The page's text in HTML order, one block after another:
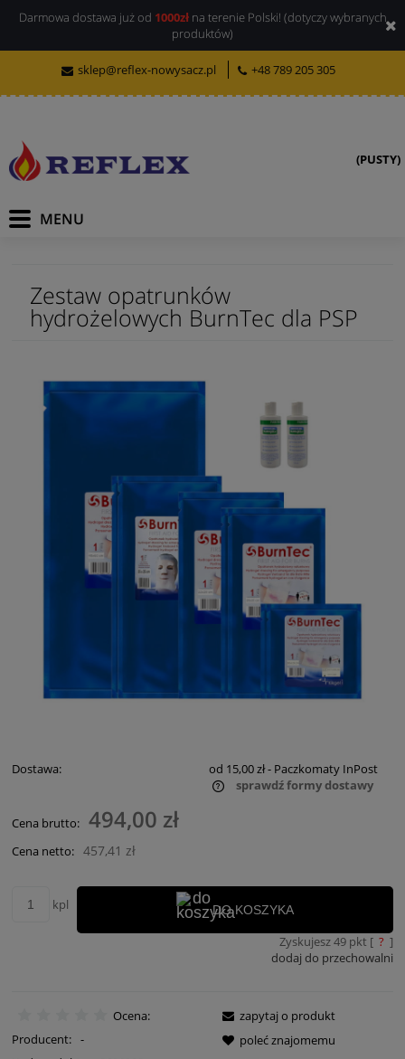
Darmowa dostawa już od 1000złna terenie Polski! (dotyczy wybranych
produktów)
sklep@reflex-nowysacz.pl +48 789 205 305
(PUSTY)
Zestaw opatrunków
hydrożelowych BurnTec dla PSP
Dostawa: od 15,00 zł- Paczkomaty InPost
sprawdź formy dostawy
Cena brutto: 494,00 zł
Cena netto: 457,41 zł
kpl DO KOSZYKA
Zyskujesz49pkt [ ? ]
dodaj do przechowalni
Ocena:
Producent: -
zapytaj o produkt
poleć znajomemu